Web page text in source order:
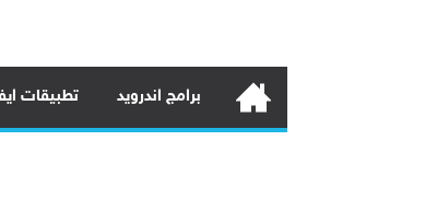
برامج اندرويد تطبيقات